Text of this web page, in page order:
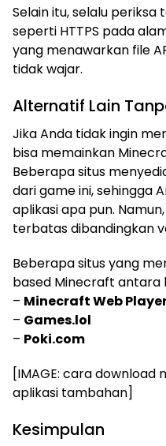
Selain itu, selalu
seperti HTTPS pada
yang menawarkan file
tidak wajar.
Alternatif Lain
Jika Anda tidak ingin
bisa memainkan
Beberapa situs
dari game ini, sehingga
aplikasi apa pun.
terbatas dibandingkan
Beberapa situs yang
based Minecraft antara
– Minecraft Web
– Games.lol
– Poki.com
[IMAGE: cara
aplikasi tambahan]
Kesimpulan